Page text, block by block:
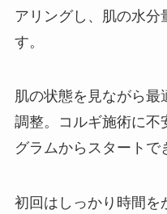
アリングし、肌の水分
す。
肌の状態を見ながら最
調整。コルギ施術に不
グラムからスタートで
初回はしっかり時間を